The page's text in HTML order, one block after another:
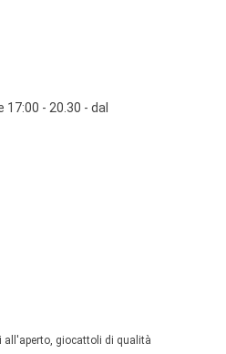
17:00 - 20.30 - dal
all'aperto, giocattoli di qualità